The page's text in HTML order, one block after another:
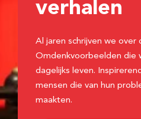
verhalen
Al jaren schrijven we over
Omdenkvoorbeelden die
dagelijks leven.
mensen die van hun
maakten.